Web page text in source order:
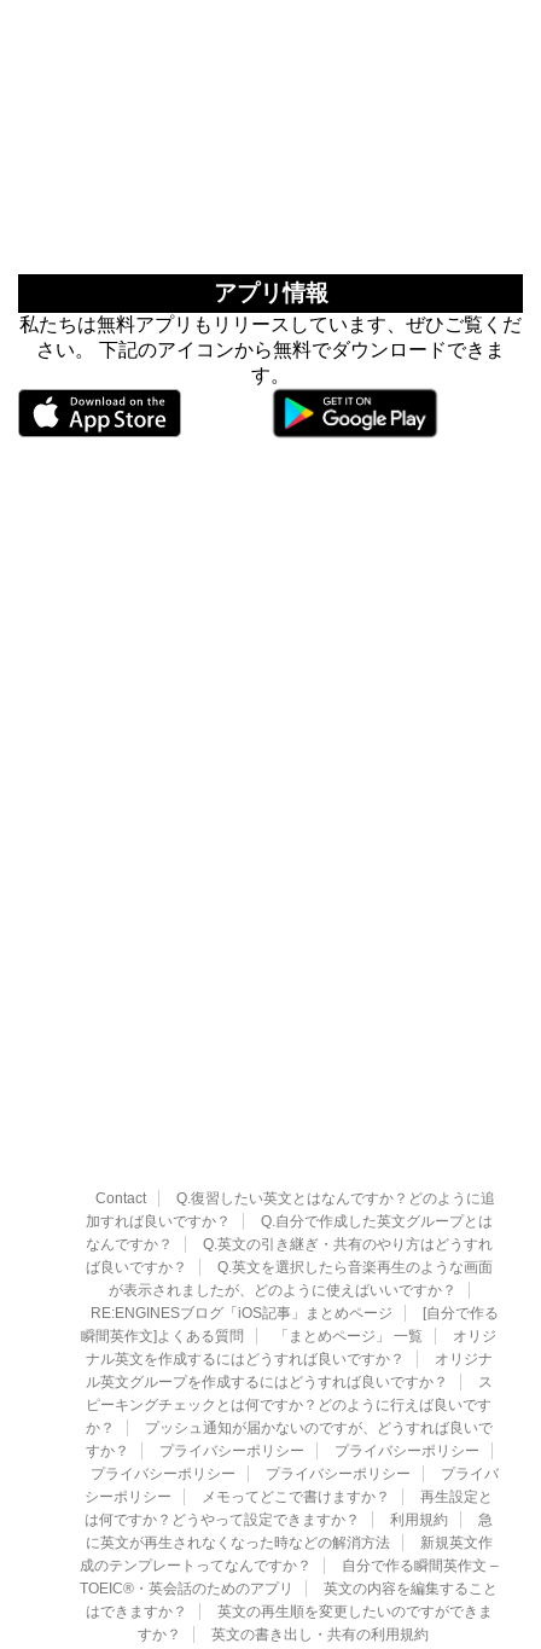
アプリ情報
私たちは無料アプリもリリースしています、ぜひご覧くだ
さい。 下記のアイコンから無料でダウンロードできま
す。
Contact
Q.復習したい英文とはなんですか？どのように追
加すれば良いですか？
Q.自分で作成した英文グループとは
なんですか？
Q.英文の引き継ぎ・共有のやり方はどうすれ
ば良いですか？
Q.英文を選択したら音楽再生のような画面
が表示されましたが、どのように使えばいいですか？
RE:ENGINESブログ「iOS記事」まとめページ
[自分で作る
瞬間英作文]よくある質問
「まとめページ」 一覧
オリジ
ナル英文を作成するにはどうすれば良いですか？
オリジナ
ル英文グループを作成するにはどうすれば良いですか？
ス
ピーキングチェックとは何ですか？どのように行えば良いです
か？
プッシュ通知が届かないのですが、どうすれば良いで
すか？
プライバシーポリシー
プライバシーポリシー
プライバシーポリシー
プライバシーポリシー
プライバ
シーポリシー
メモってどこで書けますか？
再生設定と
は何ですか？どうやって設定できますか？
利用規約
急
に英文が再生されなくなった時などの解消方法
新規英文作
成のテンプレートってなんですか？
自分で作る瞬間英作文 –
TOEIC®・英会話のためのアプリ
英文の内容を編集すること
はできますか？
英文の再生順を変更したいのですができま
すか？
英文の書き出し・共有の利用規約